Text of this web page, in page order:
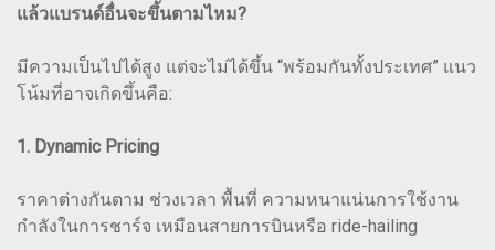
แล้วแบรนด์อื่นจะขึ้นตามไหม?
มีความเป็นไปได้สูง แต่จะไม่ได้ขึ้น “พร้อมกันทั้งประเทศ” แนว
โน้มที่อาจเกิดขึ้นคือ:
1. Dynamic Pricing
ราคาต่างกันตาม ช่วงเวลา พื้นที่ ความหนาแน่นการใช้งาน
กำลังในการชาร์จ เหมือนสายการบินหรือ ride-hailing